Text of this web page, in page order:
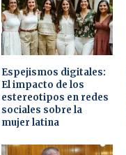
Espejismos digitales:
El impacto de los
estereotipos en redes
sociales sobre la
mujer latina